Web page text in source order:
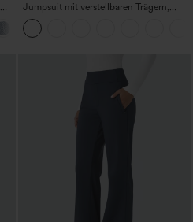
Jumpsuit mit verstellbaren Trägern,
gerafftem Detail, weitem Bein und
meliertem Stoff, lässig, mit Taschen -
Easy Peezy